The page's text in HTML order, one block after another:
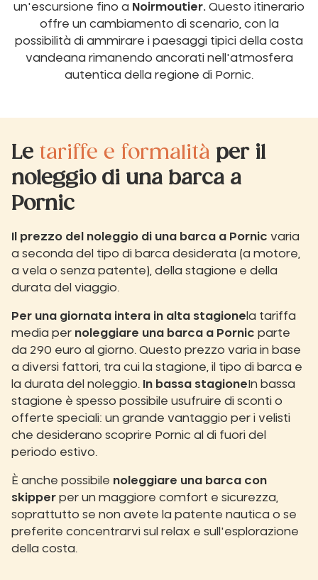
un'escursione fino a Noirmoutier. Questo itinerario
offre un cambiamento di scenario, con la
possibilità di ammirare i paesaggi tipici della costa
vandeana rimanendo ancorati nell'atmosfera
autentica della regione di Pornic.
Le tariffe e formalità per il
noleggio di una barca a
Pornic
Il prezzo del noleggio di una barca a Pornic varia
a seconda del tipo di barca desiderata (a motore,
a vela o senza patente), della stagione e della
durata del viaggio.
Per una giornata intera in alta stagione la tariffa
media per noleggiare una barca a Pornic parte
da 290 euro al giorno. Questo prezzo varia in base
a diversi fattori, tra cui la stagione, il tipo di barca e
la durata del noleggio.
In bassa stagione In bassa
stagione è spesso possibile usufruire di sconti o
offerte speciali: un grande vantaggio per i velisti
che desiderano scoprire Pornic al di fuori del
periodo estivo.
È anche possibile noleggiare una barca con
skipper per un maggiore comfort e sicurezza,
soprattutto se non avete la patente nautica o se
preferite concentrarvi sul relax e sull'esplorazione
della costa.